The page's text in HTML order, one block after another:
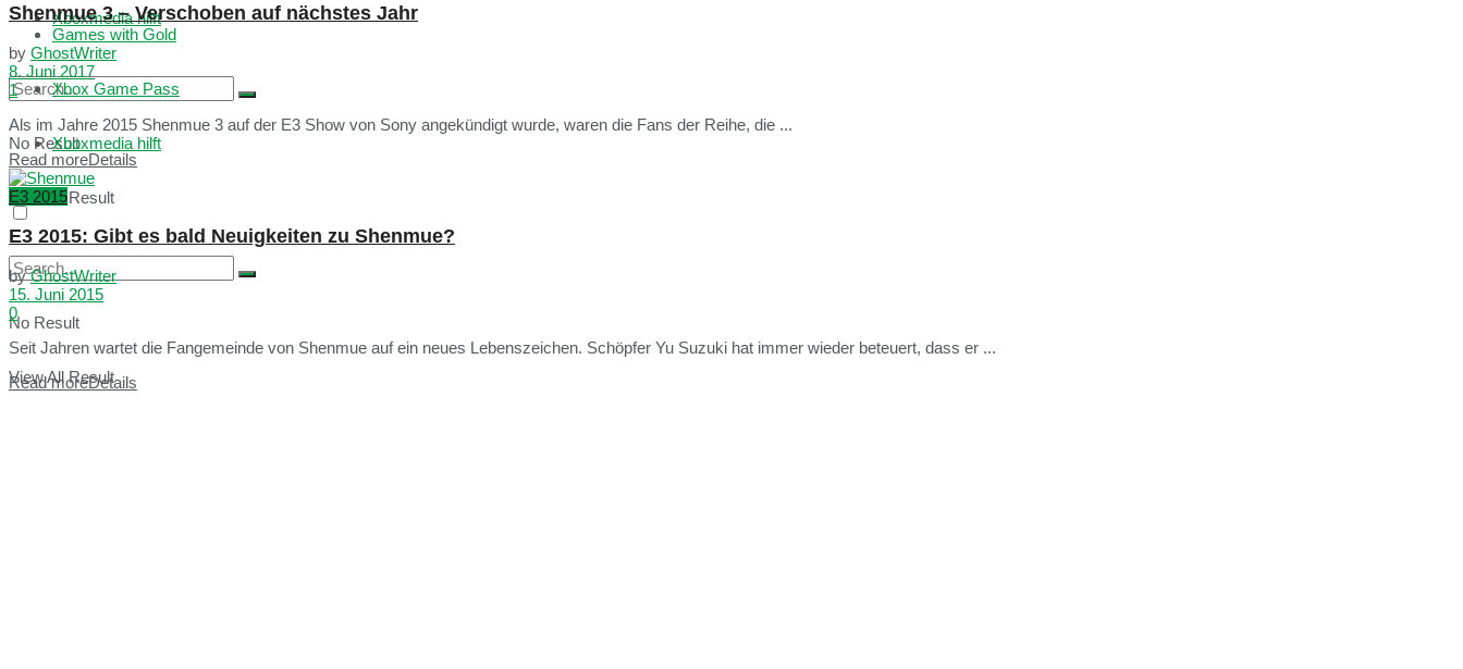
Xboxmedia hilft
No Result
View All Result
Games with Gold
Xbox Game Pass
Xboxmedia hilft
No Result
View All Result
Shenmue 3 – Verschoben auf nächstes Jahr
by GhostWriter
8. Juni 2017
1
Als im Jahre 2015 Shenmue 3 auf der E3 Show von Sony angekündigt wurde, waren die Fans der Reihe, die ...
Read moreDetails
E3 2015
E3 2015: Gibt es bald Neuigkeiten zu Shenmue?
by GhostWriter
15. Juni 2015
0
Seit Jahren wartet die Fangemeinde von Shenmue auf ein neues Lebenszeichen. Schöpfer Yu Suzuki hat immer wieder beteuert, dass er ...
Read moreDetails